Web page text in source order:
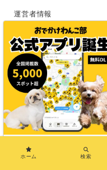
運営者情報
お問い合わせ
メディア紹介
特定商取引法に基づく表示
利用規約
プライバシーポリシー
ホーム 検索